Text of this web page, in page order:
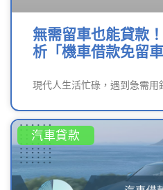
無需留車也能貸款
析「機車借款免留
現代人生活忙碌，遇到急需用
汽車貸款